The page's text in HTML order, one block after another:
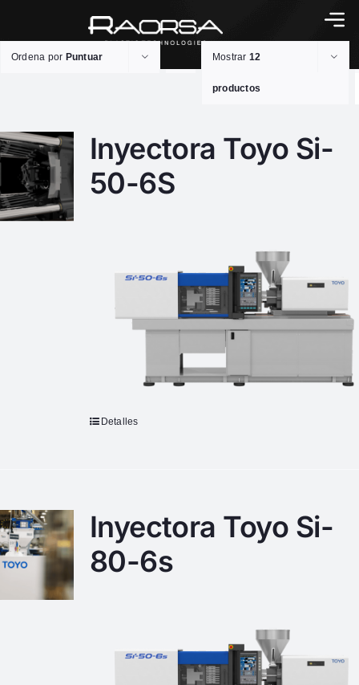
Ordena por Puntuar Mostrar 12
productos
Inyectora Toyo Si-
50-6S
Detalles
Inyectora Toyo Si-
80-6s